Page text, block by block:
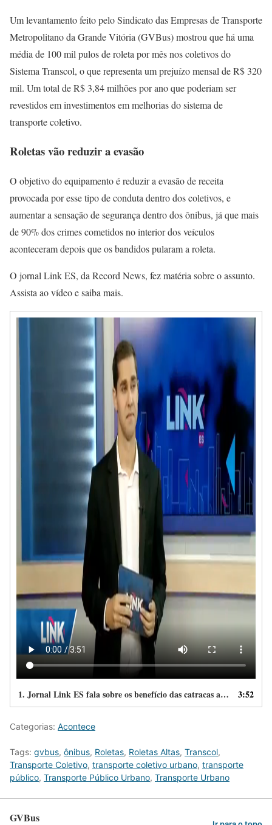
Um levantamento feito pelo Sindicato das Empresas de Transporte
Metropolitano da Grande Vitória (GVBus) mostrou que há uma
média de 100 mil pulos de roleta por mês nos coletivos do
Sistema Transcol, o que representa um prejuízo mensal de R$ 320
mil. Um total de R$ 3,84 milhões por ano que poderiam ser
revestidos em investimentos em melhorias do sistema de
transporte coletivo.
Roletas vão reduzir a evasão
O objetivo do equipamento é reduzir a evasão de receita
provocada por esse tipo de conduta dentro dos coletivos, e
aumentar a sensação de segurança dentro dos ônibus, já que mais
de 90% dos crimes cometidos no interior dos veículos
aconteceram depois que os bandidos pularam a roleta.
O jornal Link ES, da Record News, fez matéria sobre o assunto.
Assista ao vídeo e saiba mais.
1. Jornal Link ES fala sobre os benefício das catracas altas 3:52
Categorias: Acontece
Tags: gvbus, ônibus, Roletas, Roletas Altas, Transcol,
Transporte Coletivo, transporte coletivo urbano, transporte
público, Transporte Público Urbano, Transporte Urbano
GVBus